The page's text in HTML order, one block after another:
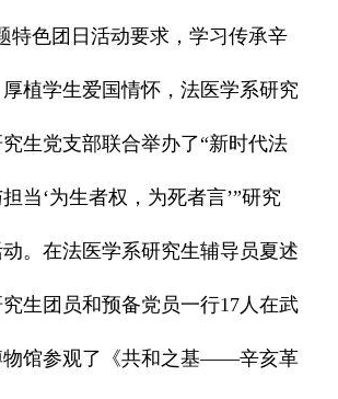
特色团日活动要求，学习传承辛
植学生爱国情怀，法医学系研究
生党支部联合举办了“新时代法
当‘为生者权，为死者言’”研究
。在法医学系研究生辅导员夏述
生团员和预备党员一行17人在武
物馆参观了《共和之基——辛亥革